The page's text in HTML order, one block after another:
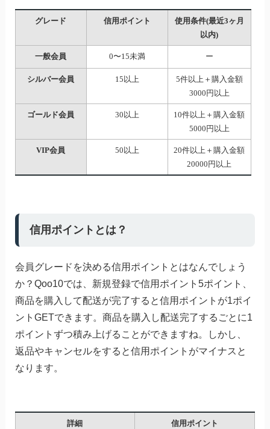
グレード 信用ポイント
使用条件(最近3ヶ月
以内)
一般会員 0〜15未満 ー
シルバー会員 15以上
5件以上＋購入金額
3000円以上
ゴールド会員 30以上
10件以上＋購入金額
5000円以上
VIP会員 50以上
20件以上＋購入金額
20000円以上
信用ポイントとは？
会員グレードを決める信用ポイントとはなんでしょう
か？Qoo10では、新規登録で信用ポイント5ポイント、
商品を購入して配送が完了すると信用ポイントが1ポイ
ントGETできます。商品を購入し配送完了するごとに1
ポイントずつ積み上げることができますね。しかし、
返品やキャンセルをすると信用ポイントがマイナスと
なります。
詳細 信用ポイント